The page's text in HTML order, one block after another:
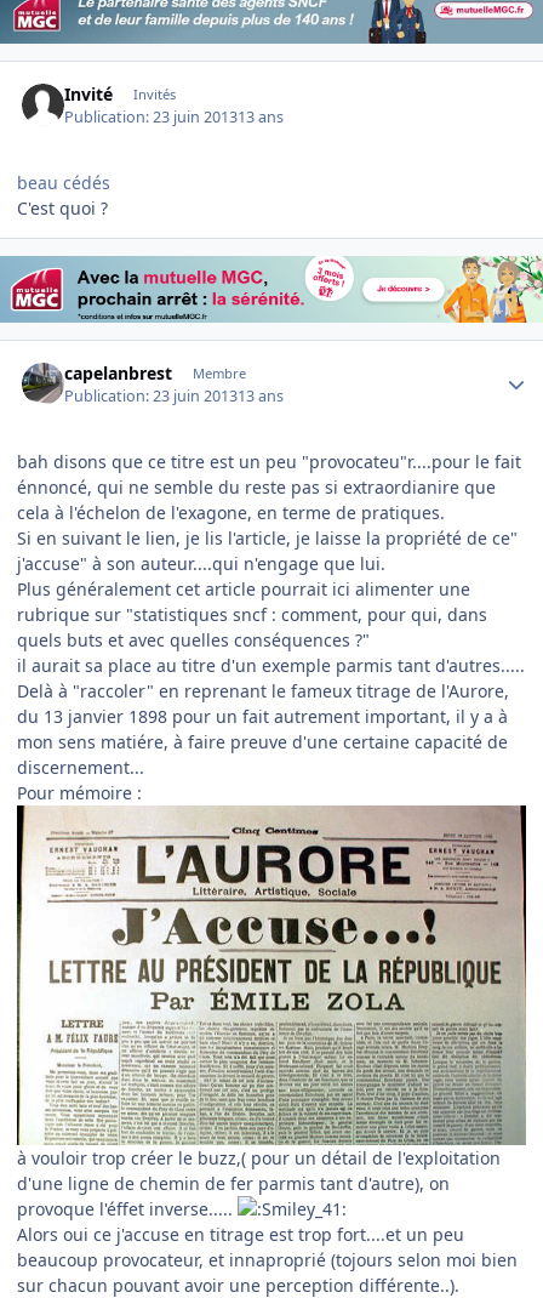
Invité Invités
Publication:23 juin 201313 ans
beau cédés
C'est quoi ?
capelanbrest Membre
Publication:23 juin 201313 ans
bah disons que ce titre est un peu "provocateu"r....pour le fait
énnoncé, qui ne semble du reste pas si extraordianire que
cela à l'échelon de l'exagone, en terme de pratiques.
Si en suivant le lien, je lis l'article, je laisse la propriété de ce"
j'accuse" à son auteur....qui n'engage que lui.
Plus généralement cet article pourrait ici alimenter une
rubrique sur "statistiques sncf : comment, pour qui, dans
quels buts et avec quelles conséquences ?"
il aurait sa place au titre d'un exemple parmis tant d'autres.....
Delà à "raccoler" en reprenant le fameux titrage de l'Aurore,
du 13 janvier 1898 pour un fait autrement important, il y a à
mon sens matiére, à faire preuve d'une certaine capacité de
discernement...
Pour mémoire :
à vouloir trop créer le buzz,( pour un détail de l'exploitation
d'une ligne de chemin de fer parmis tant d'autre), on
provoque l'éffet inverse.....
Alors oui ce j'accuse en titrage est trop fort....et un peu
beaucoup provocateur, et innaproprié (tojours selon moi bien
sur chacun pouvant avoir une perception différente..).